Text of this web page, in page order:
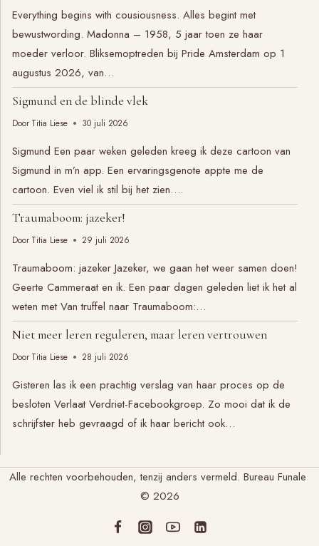
Everything begins with cousiousness. Alles begint met
bewustwording. Madonna – 1958, 5 jaar toen ze haar
moeder verloor. Bliksemoptreden bij Pride Amsterdam op 1
augustus 2026, van…
Sigmund en de blinde vlek
Door Titia Liese 30 juli 2026
Sigmund Een paar weken geleden kreeg ik deze cartoon van
Sigmund in m’n app. Een ervaringsgenote appte me de
cartoon. Even viel ik stil bij het zien….
Traumaboom: jazeker!
Door Titia Liese 29 juli 2026
Traumaboom: jazeker Jazeker, we gaan het weer samen doen!
Geerte Cammeraat en ik. Een paar dagen geleden liet ik het al
weten met Van truffel naar Traumaboom:…
Niet meer leren reguleren, maar leren vertrouwen
Door Titia Liese 28 juli 2026
Gisteren las ik een prachtig verslag van haar proces op de
besloten Verlaat Verdriet-Facebookgroep. Zo mooi dat ik de
schrijfster heb gevraagd of ik haar bericht ook…
Alle rechten voorbehouden, tenzij anders vermeld. Bureau Funale
© 2026